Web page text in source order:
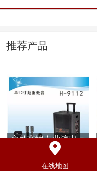
推荐产品
户外高端专业演出
音响K歌音响H-9112
在线地图